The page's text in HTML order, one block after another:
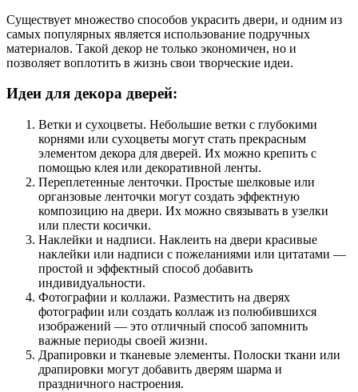
Существует множество способов украсить двери, и одним из
самых популярных является использование подручных
материалов. Такой декор не только экономичен, но и
позволяет воплотить в жизнь свои творческие идеи.
Идеи для декора дверей:
Ветки и сухоцветы. Небольшие ветки с глубокими
корнями или сухоцветы могут стать прекрасным
элементом декора для дверей. Их можно крепить с
помощью клея или декоративной ленты.
Переплетенные ленточки. Простые шелковые или
органзовые ленточки могут создать эффектную
композицию на двери. Их можно связывать в узелки
или плести косички.
Наклейки и надписи. Наклеить на двери красивые
наклейки или надписи с пожеланиями или цитатами —
простой и эффектный способ добавить
индивидуальности.
Фотографии и коллажи. Разместить на дверях
фотографии или создать коллаж из полюбившихся
изображений — это отличный способ запомнить
важные периоды своей жизни.
Драпировки и тканевые элементы. Полоски ткани или
драпировки могут добавить дверям шарма и
праздничного настроения.